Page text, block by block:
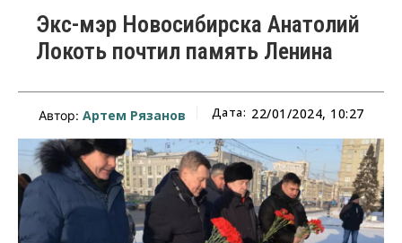
Экс-мэр Новосибирска Анатолий
Локоть почтил память Ленина
Автор: Артем Рязанов Дата: 22/01/2024, 10:27